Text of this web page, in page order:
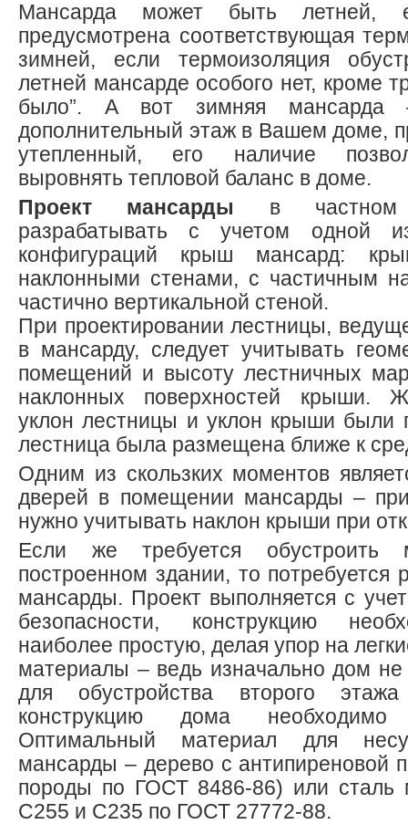
Мансарда может быть
предусмотрена соответствующая
зимней, если термоизоляция
летней мансарде особого нет, кроме
было”. А вот зимняя
дополнительный этаж в Вашем доме,
утепленный, его наличие
выровнять тепловой баланс в доме.
Проект мансарды в частном
разрабатывать с учетом одной
конфигураций крыш мансард:
наклонными стенами, с частичным
частично вертикальной стеной.
При проектировании лестницы,
в мансарду, следует учитывать
помещений и высоту лестничных
наклонных поверхностей крыши.
уклон лестницы и уклон крыши были
лестница была размещена ближе к
Одним из скользких моментов
дверей в помещении мансарды –
нужно учитывать наклон крыши при
Если же требуется
построенном здании, то потребуется
мансарды. Проект выполняется с
безопасности, конструкцию
наиболее простую, делая упор на
материалы – ведь изначально дом
для обустройства второго
конструкцию дома необходимо
Оптимальный материал для
мансарды – дерево с антипиреновой
породы по ГОСТ 8486-86) или сталь
С255 и С235 по ГОСТ 27772-88.